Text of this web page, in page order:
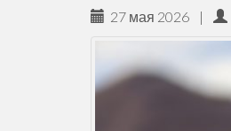
27 мая 2026 |